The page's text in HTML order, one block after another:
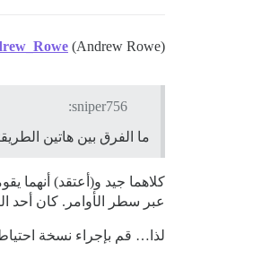
(Andrew Rowe)
sniper756:
ما الفرق بين هاتين
عبر سطر الأوامر. كان أحد
لذا… قم بإجراء نسخة